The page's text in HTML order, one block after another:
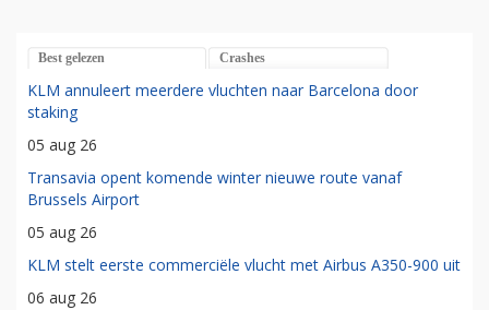
Best gelezen Crashes
KLM annuleert meerdere vluchten naar Barcelona door
staking
05 aug 26
Transavia opent komende winter nieuwe route vanaf
Brussels Airport
05 aug 26
KLM stelt eerste commerciële vlucht met Airbus A350-900 uit
06 aug 26